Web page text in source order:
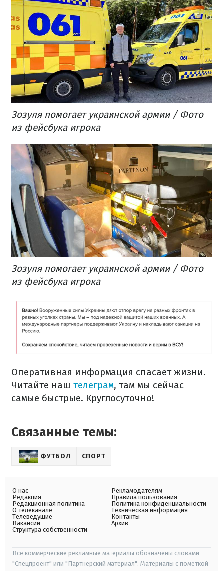
Зозуля помогает украинской армии / Фото
из фейсбука игрока
Зозуля помогает украинской армии / Фото
из фейсбука игрока
Оперативная информация спасает жизни.
Читайте наш телеграм, там мы сейчас
самые быстрые. Круглосуточно!
Связанные темы:
ФУТБОЛ СПОРТ
О нас
Редакция
Редакционная политика
О телеканале
Телеведущие
Вакансии
Структура собственности
Рекламодателям
Правила пользования
Политика конфиденциальности
Техническая информация
Контакты
Архив
Все коммерческие рекламные материалы обозначены словами
"Спецпроект" или "Партнерский материал". Материалы с пометкой